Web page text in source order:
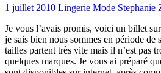
1 juillet 2010 Lingerie Mode Stephanie
Je vous l’avais promis, voici un billet
je sais bien nous sommes en période de
tailles partent très vite mais il n’est pas
quelques marques. Je vous ai préparé